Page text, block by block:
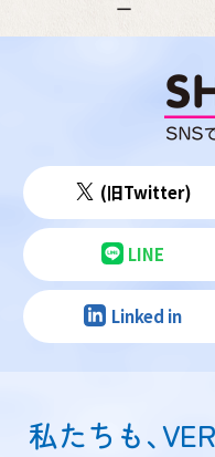
ー
(旧Twitter)
LINE
Linked in
私たちも、